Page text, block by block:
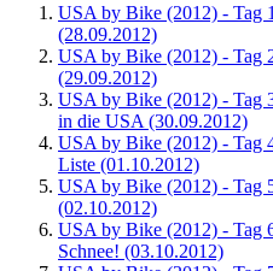
USA by Bike (2012) - Tag
(28.09.2012)
USA by Bike (2012) - Tag
(29.09.2012)
USA by Bike (2012) - Tag
in die USA (30.09.2012)
USA by Bike (2012) - Tag
Liste (01.10.2012)
USA by Bike (2012) - Tag
(02.10.2012)
USA by Bike (2012) - Tag
Schnee! (03.10.2012)